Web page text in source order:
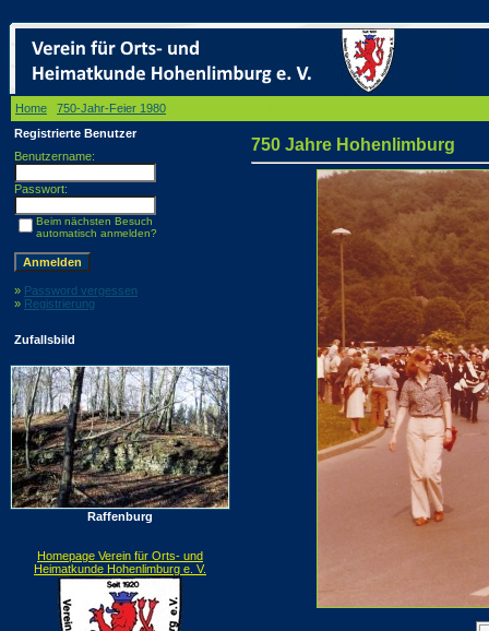
Home 750-Jahr-Feier 1980
Registrierte Benutzer
Benutzername:
Passwort:
Beim nächsten Besuch
automatisch anmelden?
» Password vergessen
» Registrierung
Zufallsbild
Raffenburg
Homepage Verein für Orts- und
Heimatkunde Hohenlimburg e. V.
750 Jahre Hohenlimburg